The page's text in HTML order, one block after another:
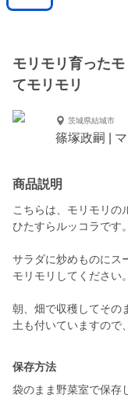
モリモリ育った
てモリモリ
茨城県結城市
篠塚政嗣 |
商品説明
こちらは、モリモリの
ひたすらルッコラです。
サラダに炒めものにス
モリモリしてください。
朝、畑で収穫してその
保存方法
袋のまま野菜室で保存